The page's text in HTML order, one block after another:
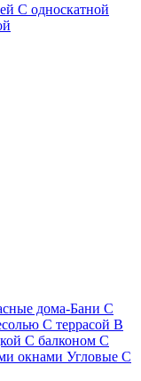
С односкатной
дома-Бани С
С террасой В
С балконом С
окнами Угловые С